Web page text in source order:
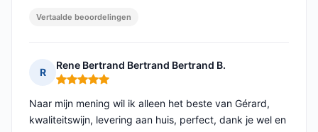
Vertaalde beoordelingen
R
Rene Bertrand Bertrand Bertrand B.
Opmerking: 5 van 5
Naar mijn mening wil ik alleen het beste van Gérard,
kwaliteitswijn, levering aan huis, perfect, dank je wel en